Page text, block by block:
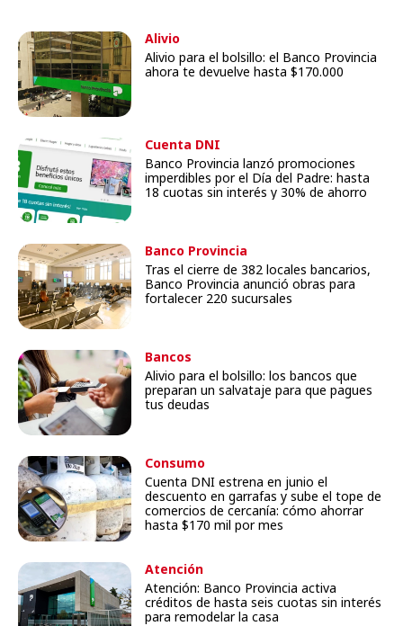
Alivio
Alivio para el bolsillo: el Banco Provincia
ahora te devuelve hasta $170.000
Cuenta DNI
Banco Provincia lanzó promociones
imperdibles por el Día del Padre: hasta
18 cuotas sin interés y 30% de ahorro
Banco Provincia
Tras el cierre de 382 locales bancarios,
Banco Provincia anunció obras para
fortalecer 220 sucursales
Bancos
Alivio para el bolsillo: los bancos que
preparan un salvataje para que pagues
tus deudas
Consumo
Cuenta DNI estrena en junio el
descuento en garrafas y sube el tope de
comercios de cercanía: cómo ahorrar
hasta $170 mil por mes
Atención
Atención: Banco Provincia activa
créditos de hasta seis cuotas sin interés
para remodelar la casa